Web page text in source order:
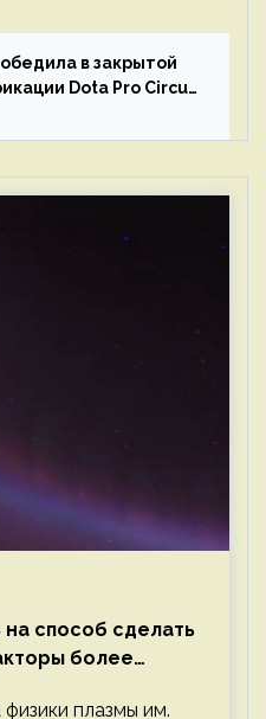
в закрытой
Dota Pro Circuit
способ сделать
более
плазмы им.